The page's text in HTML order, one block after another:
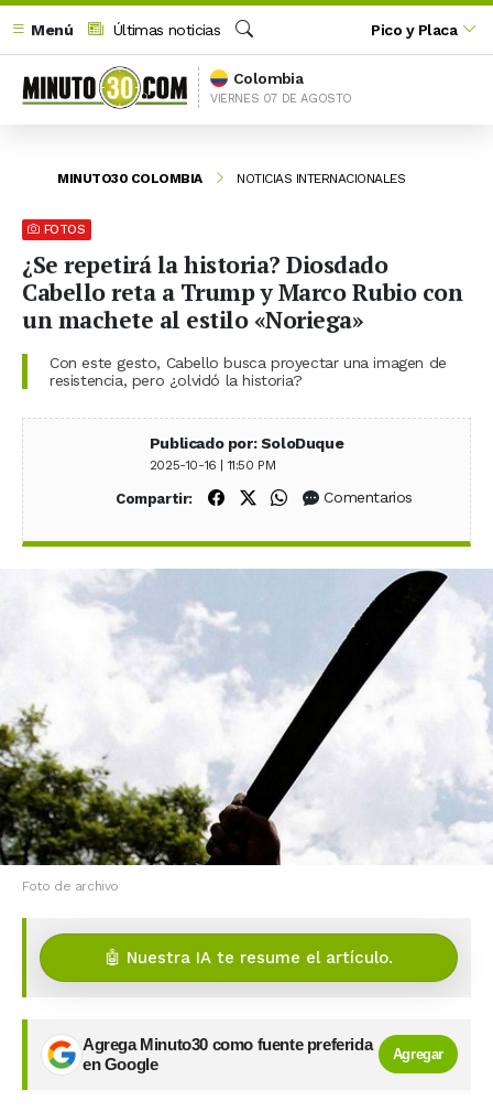
Menú
Últimas noticias
Buscar
Pico y Placa
Colombia
VIERNES 07 DE AGOSTO
MINUTO30 COLOMBIA NOTICIAS INTERNACIONALES
FOTOS
¿Se repetirá la historia? Diosdado
Cabello reta a Trump y Marco Rubio con
un machete al estilo «Noriega»
Con este gesto, Cabello busca proyectar una imagen de
resistencia, pero ¿olvidó la historia?
Publicado por: SoloDuque
2025-10-16 | 11:50 PM
Compartir: Compartir en Facebook
Compartir en X (Twitter)
Compartir en WhatsApp
Comentarios
Foto de archivo
🤖 Nuestra IA te resume el artículo.
Agrega Minuto30 como fuente preferida
en Google
Agregar